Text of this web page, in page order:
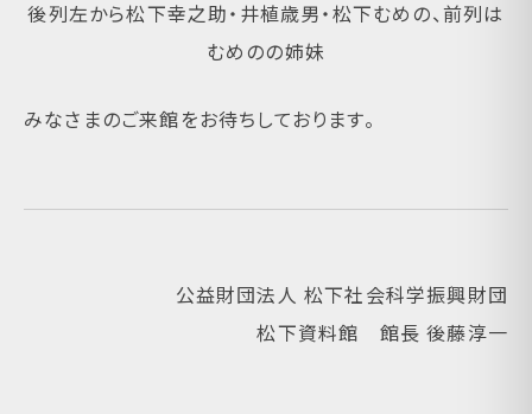
後列左から松下幸之助・井植歳男・松下むめの、前列は
むめのの姉妹
みなさまのご来館をお待ちしております。
公益財団法人 松下社会科学振興財団
松下資料館 館長 後藤淳一